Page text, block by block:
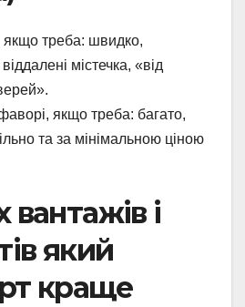
якщо треба: швидко,
містечка, «від
якщо треба: багато,
та за мінімальною ціною
і
який
краще